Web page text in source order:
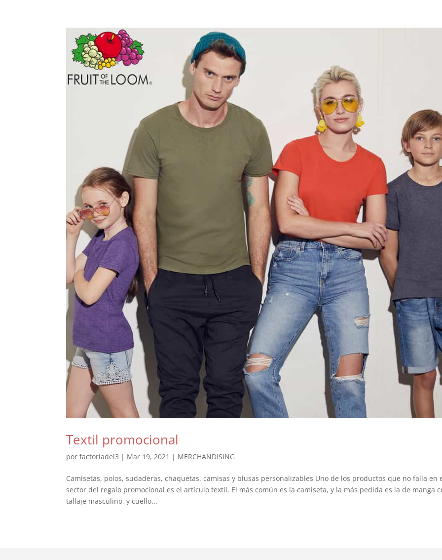
Textil promocional
porfactoriadel3 | Mar 19, 2021 | MERCHANDISING
Camisetas, polos, sudaderas, chaquetas, camisas y blusas personalizables Uno de los productos que no falla en
sector del regalo promocional es el artículo textil. El más común es la camiseta, y la más pedida es la de manga
tallaje masculino, y cuello...